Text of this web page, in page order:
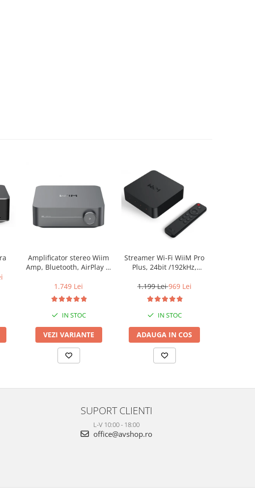
Amplificator stereo Wiim
Amp, Bluetooth, AirPlay 2,
Chromecast, HDMI &
Voice Control
1.749 Lei
IN STOC
VEZI VARIANTE
Streamer Wi-Fi WiiM Pro
Plus, 24bit /192kHz,
Spotify si Tidal Connect,
Airplay 2
1.199 Lei969 Lei
IN STOC
ADAUGA IN COS
SUPORT CLIENTI
L-V 10:00 - 18:00
office@avshop.ro